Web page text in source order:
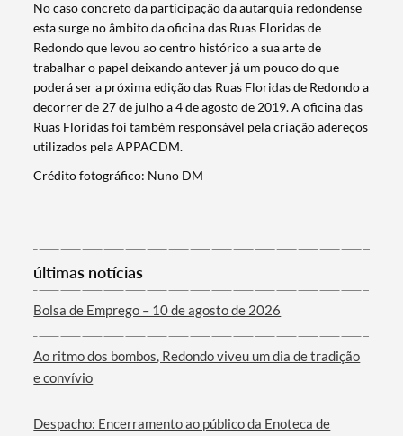
Termo de Pesquisa
Categorias gerais
Filtros
No caso concreto da participação da autarquia redondense
esta surge no âmbito da oficina das Ruas Floridas de
Redondo que levou ao centro histórico a sua arte de
trabalhar o papel deixando antever já um pouco do que
poderá ser a próxima edição das Ruas Floridas de Redondo a
decorrer de 27 de julho a 4 de agosto de 2019. A oficina das
Ruas Floridas foi também responsável pela criação adereços
utilizados pela APPACDM.
Crédito fotográfico: Nuno DM
últimas notícias
Bolsa de Emprego – 10 de agosto de 2026
Ao ritmo dos bombos, Redondo viveu um dia de tradição
e convívio
Despacho: Encerramento ao público da Enoteca de